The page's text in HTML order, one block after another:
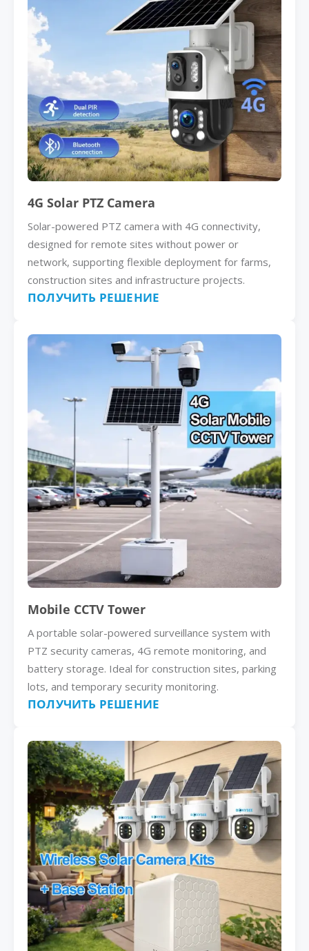
4G Solar PTZ Camera
Solar-powered PTZ camera with 4G connectivity,
designed for remote sites without power or
network, supporting flexible deployment for farms,
construction sites and infrastructure projects.
ПОЛУЧИТЬ РЕШЕНИЕ
Mobile CCTV Tower
A portable solar-powered surveillance system with
PTZ security cameras, 4G remote monitoring, and
battery storage. Ideal for construction sites, parking
lots, and temporary security monitoring.
ПОЛУЧИТЬ РЕШЕНИЕ